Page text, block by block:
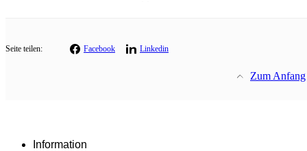
Seite teilen: Facebook Linkedin
Zum Anfang
Information